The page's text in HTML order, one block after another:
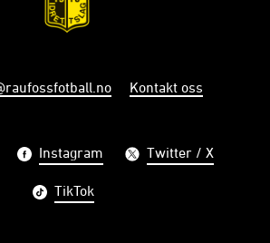
Kontakt oss
Instagram Twitter / X
TikTok